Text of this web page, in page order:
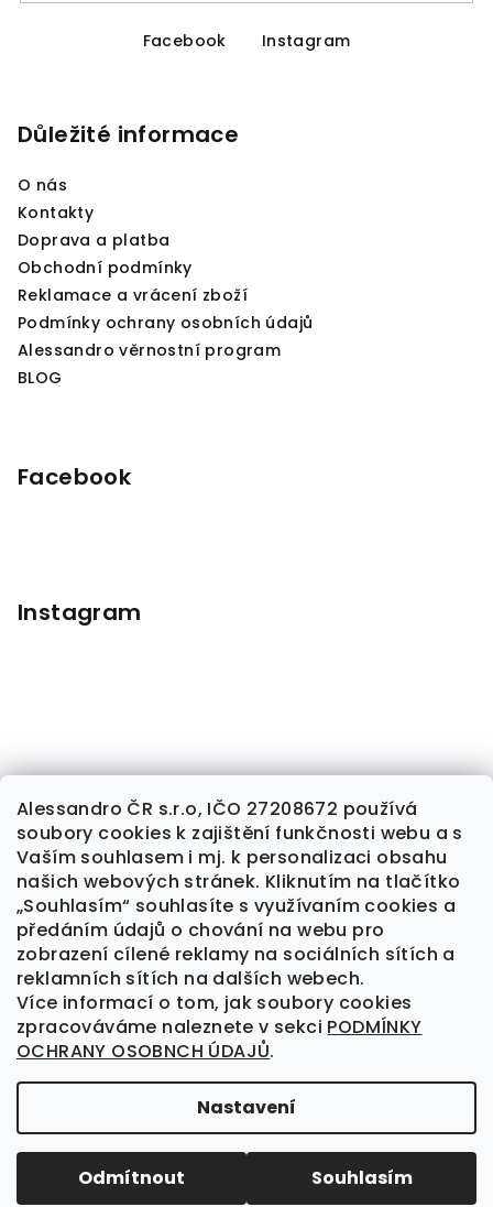
Alessandro ČR s.r.o, IČO 27208672 používá
soubory cookies k zajištění funkčnosti webu a s
Vaším souhlasem i mj. k personalizaci obsahu
našich webových stránek. Kliknutím na tlačítko
„Souhlasím“ souhlasíte s využívaním cookies a
předáním údajů o chování na webu pro
zobrazení cílené reklamy na sociálních sítích a
reklamních sítích na dalších webech.
Více informací o tom, jak soubory cookies
zpracováváme naleznete v sekci PODMÍNKY
OCHRANY OSOBNCH ÚDAJŮ.
Nastavení
Odmítnout Souhlasím
Facebook Instagram
Důležité informace
O nás
Kontakty
Doprava a platba
Obchodní podmínky
Reklamace a vrácení zboží
Podmínky ochrany osobních údajů
Alessandro věrnostní program
BLOG
Facebook
Instagram
Sledovat na Instagramu
Kontakt
alessandrocr@seznam.cz
777 709 461
vyhrazena.
×
Získej slevu 5 % na
svůj první nákup! 😍
Abychom ti mohly slevu
poslat, ponechej odběr
newsletteru aktivní.